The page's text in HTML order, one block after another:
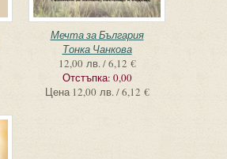
Мечта за България
Тонка Чанкова
12,00 лв. / 6,12 €
Отстъпка: 0,00
Цена 12,00 лв. / 6,12 €